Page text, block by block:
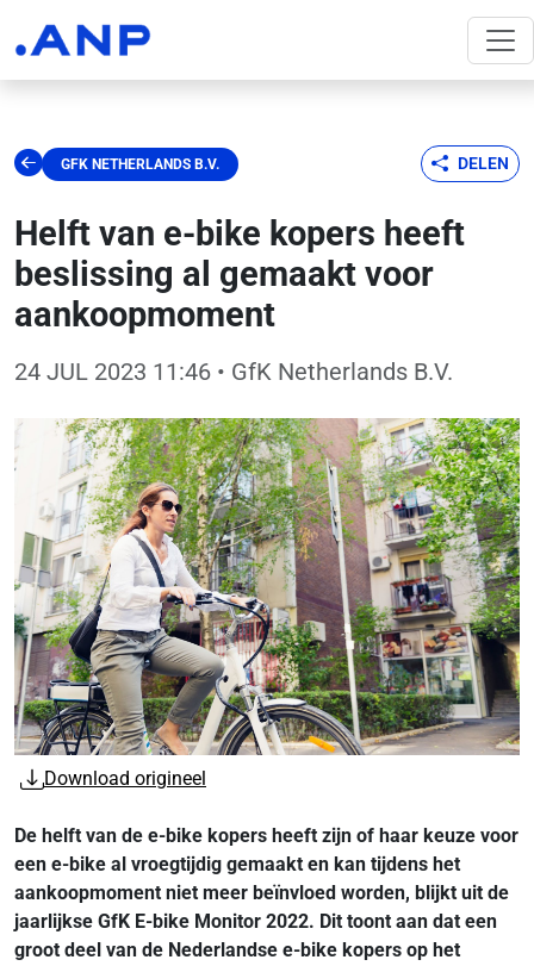
GFK NETHERLANDS B.V. DELEN
Helft van e-bike kopers heeft
beslissing al gemaakt voor
aankoopmoment
24 JUL 2023 11:46 • GfK Netherlands B.V.
Download origineel
De helft van de e-bike kopers heeft zijn of haar keuze voor
een e-bike al vroegtijdig gemaakt en kan tijdens het
aankoopmoment niet meer beïnvloed worden, blijkt uit de
jaarlijkse GfK E-bike Monitor 2022. Dit toont aan dat een
groot deel van de Nederlandse e-bike kopers op het